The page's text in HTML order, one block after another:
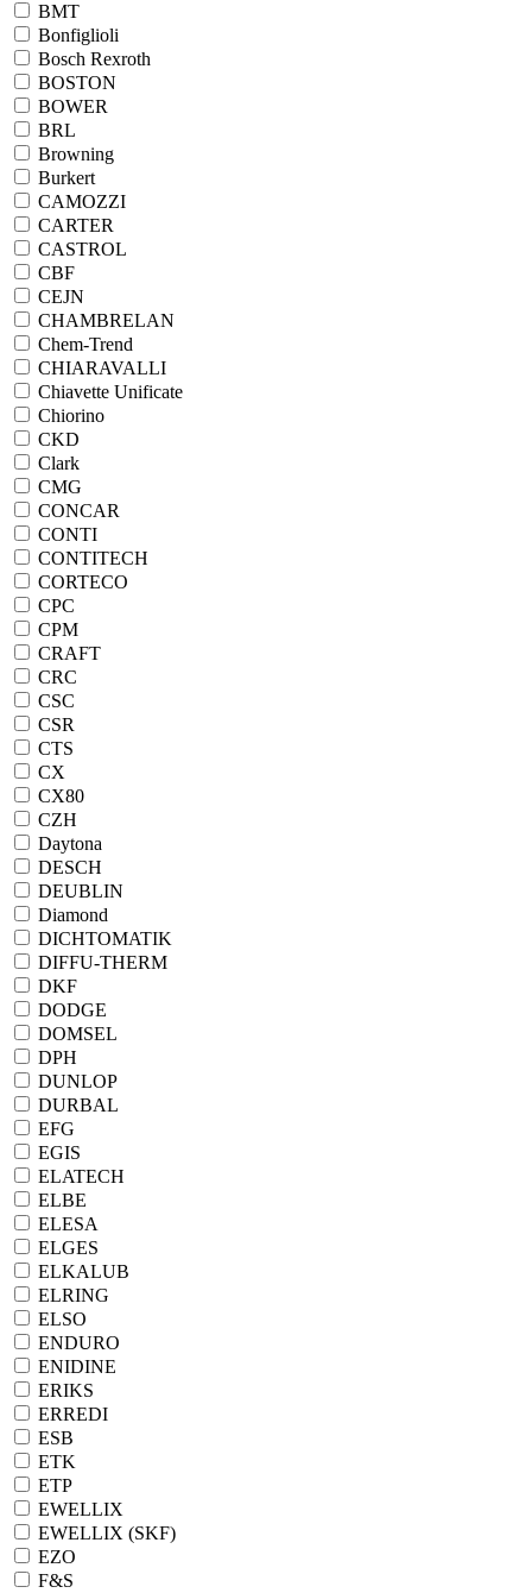
BMT
Bonfiglioli
Bosch Rexroth
BOSTON
BOWER
BRL
Browning
Burkert
CAMOZZI
CARTER
CASTROL
CBF
CEJN
CHAMBRELAN
Chem-Trend
CHIARAVALLI
Chiavette Unificate
Chiorino
CKD
Clark
CMG
CONCAR
CONTI
CONTITECH
CORTECO
CPC
CPM
CRAFT
CRC
CSC
CSR
CTS
CX
CX80
CZH
Daytona
DESCH
DEUBLIN
Diamond
DICHTOMATIK
DIFFU-THERM
DKF
DODGE
DOMSEL
DPH
DUNLOP
DURBAL
EFG
EGIS
ELATECH
ELBE
ELESA
ELGES
ELKALUB
ELRING
ELSO
ENDURO
ENIDINE
ERIKS
ERREDI
ESB
ETK
ETP
EWELLIX
EWELLIX (SKF)
EZO
F&S